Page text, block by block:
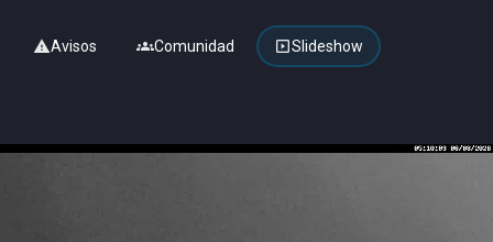
warningAvisos groupsComunidad slideshowSlideshow